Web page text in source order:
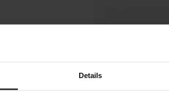
Details